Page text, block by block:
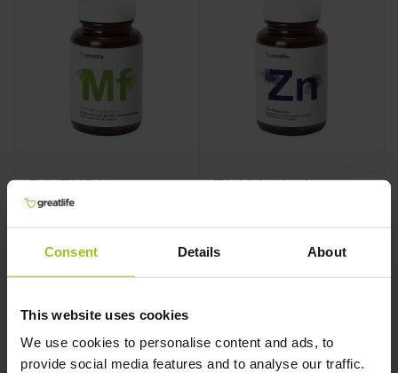
Consent Details About
This website uses cookies
We use cookies to personalise content and ads, to
provide social media features and to analyse our traffic.
5-MTHF L-
Metylfolat (Folsyra)
Zinkbisglycinat
Rating: